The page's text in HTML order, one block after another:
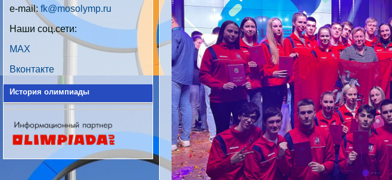
e-mail:fk@mosolymp.ru
Наши соц.сети:
MAX
Вконтакте
История олимпиады